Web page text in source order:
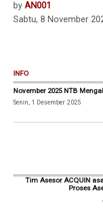
by AN001
Sabtu, 8 November
INFO
November 2025 NTB
Senin, 1 Desember 2025
Tim Asesor ACQUIN
Proses